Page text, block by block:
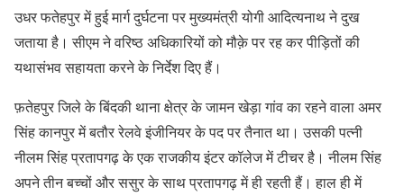
उधर फतेहपुर में हुई मार्ग दुर्घटना पर मुख्यमंत्री योगी आदित्यनाथ ने दुख
जताया है। सीएम ने वरिष्ठ अधिकारियों को मौक़े पर रह कर पीड़ितों की
यथासंभव सहायता करने के निर्देश दिए हैं।
फ़तेहपुर जिले के बिंदकी थाना क्षेत्र के जामन खेड़ा गांव का रहने वाला अमर
सिंह कानपुर में बतौर रेलवे इंजीनियर के पद पर तैनात था। उसकी पत्नी
नीलम सिंह प्रतापगढ़ के एक राजकीय इंटर कॉलेज में टीचर है। नीलम सिंह
अपने तीन बच्चों और ससुर के साथ प्रतापगढ़ में ही रहती हैं। हाल ही में